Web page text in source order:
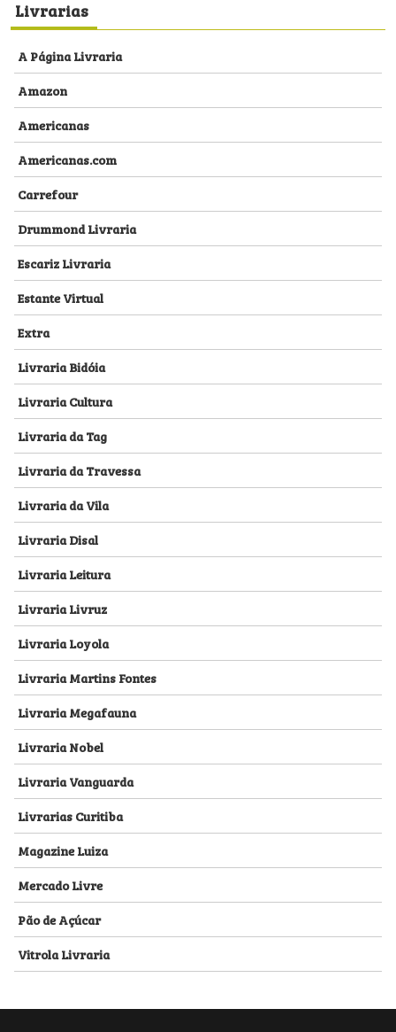
Livrarias
A Página Livraria
Amazon
Americanas
Americanas.com
Carrefour
Drummond Livraria
Escariz Livraria
Estante Virtual
Extra
Livraria Bidóia
Livraria Cultura
Livraria da Tag
Livraria da Travessa
Livraria da Vila
Livraria Disal
Livraria Leitura
Livraria Livruz
Livraria Loyola
Livraria Martins Fontes
Livraria Megafauna
Livraria Nobel
Livraria Vanguarda
Livrarias Curitiba
Magazine Luiza
Mercado Livre
Pão de Açúcar
Vitrola Livraria